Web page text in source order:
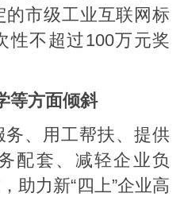
的市级工业互联网标
性不超过100万元奖
等方面倾斜
、用工帮扶、提供
配套、减轻企业负
助力新“四上”企业高